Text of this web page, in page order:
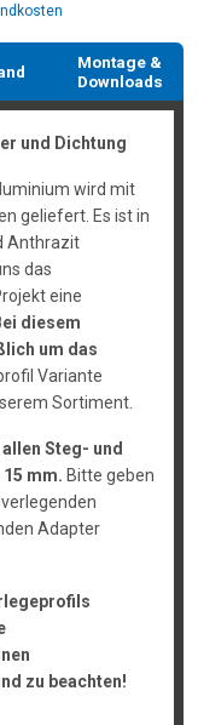
Montage &
Downloads
und Dichtung
wird mit
geliefert. Es ist in
Anthrazit
das
eine
diesem
um das
Variante
Sortiment.
Steg- und
mm. Bitte geben
Adapter
zu beachten!